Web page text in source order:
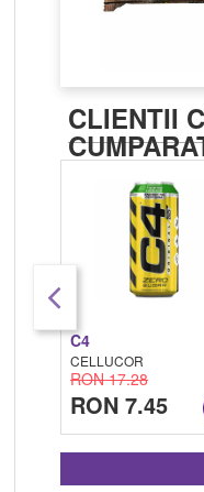
CLIENTII
C4
CELLUCOR
RON 17.28
RON 7.45